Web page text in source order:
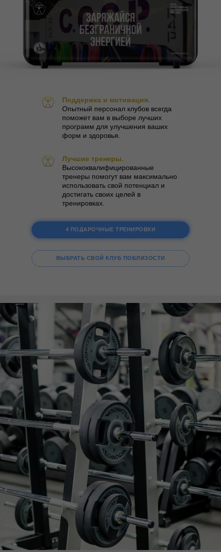
4 ПОДАРОЧНЫЕ ТРЕНИРОВКИ
ВЫБРАТЬ СВОЙ КЛУБ ПОБЛИЗОСТИ
Поддержка и мотивация.
Опытный персонал клубов всегда
поможет вам в выборе лучших
программ для улучшения ваших
форм и здоровья.
Лучшие тренеры.
Высококвалифицированные
тренеры помогут вам максимально
использовать свой потенциал и
достигать своих целей в
тренировках.